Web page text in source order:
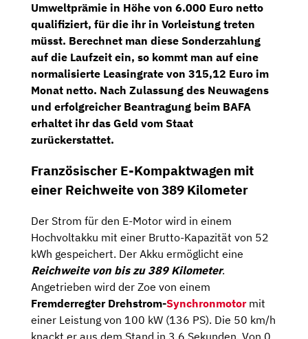
Umweltprämie in Höhe von 6.000 Euro netto
qualifiziert, für die ihr in Vorleistung treten
müsst. Berechnet man diese Sonderzahlung
auf die Laufzeit ein, so kommt man auf eine
normalisierte Leasingrate von 315,12 Euro im
Monat netto. Nach Zulassung des Neuwagens
und erfolgreicher Beantragung beim BAFA
erhaltet ihr das Geld vom Staat
zurückerstattet.
Französischer E-Kompaktwagen mit
einer Reichweite von 389 Kilometer
Der Strom für den E-Motor wird in einem
Hochvoltakku mit einer Brutto-Kapazität von 52
kWh gespeichert. Der Akku ermöglicht eine
Reichweite von bis zu 389 Kilometer.
Angetrieben wird der Zoe von einem
Fremderregter Drehstrom-Synchronmotor mit
einer Leistung von 100 kW (136 PS). Die 50 km/h
knackt er aus dem Stand in 3,6 Sekunden. Von 0